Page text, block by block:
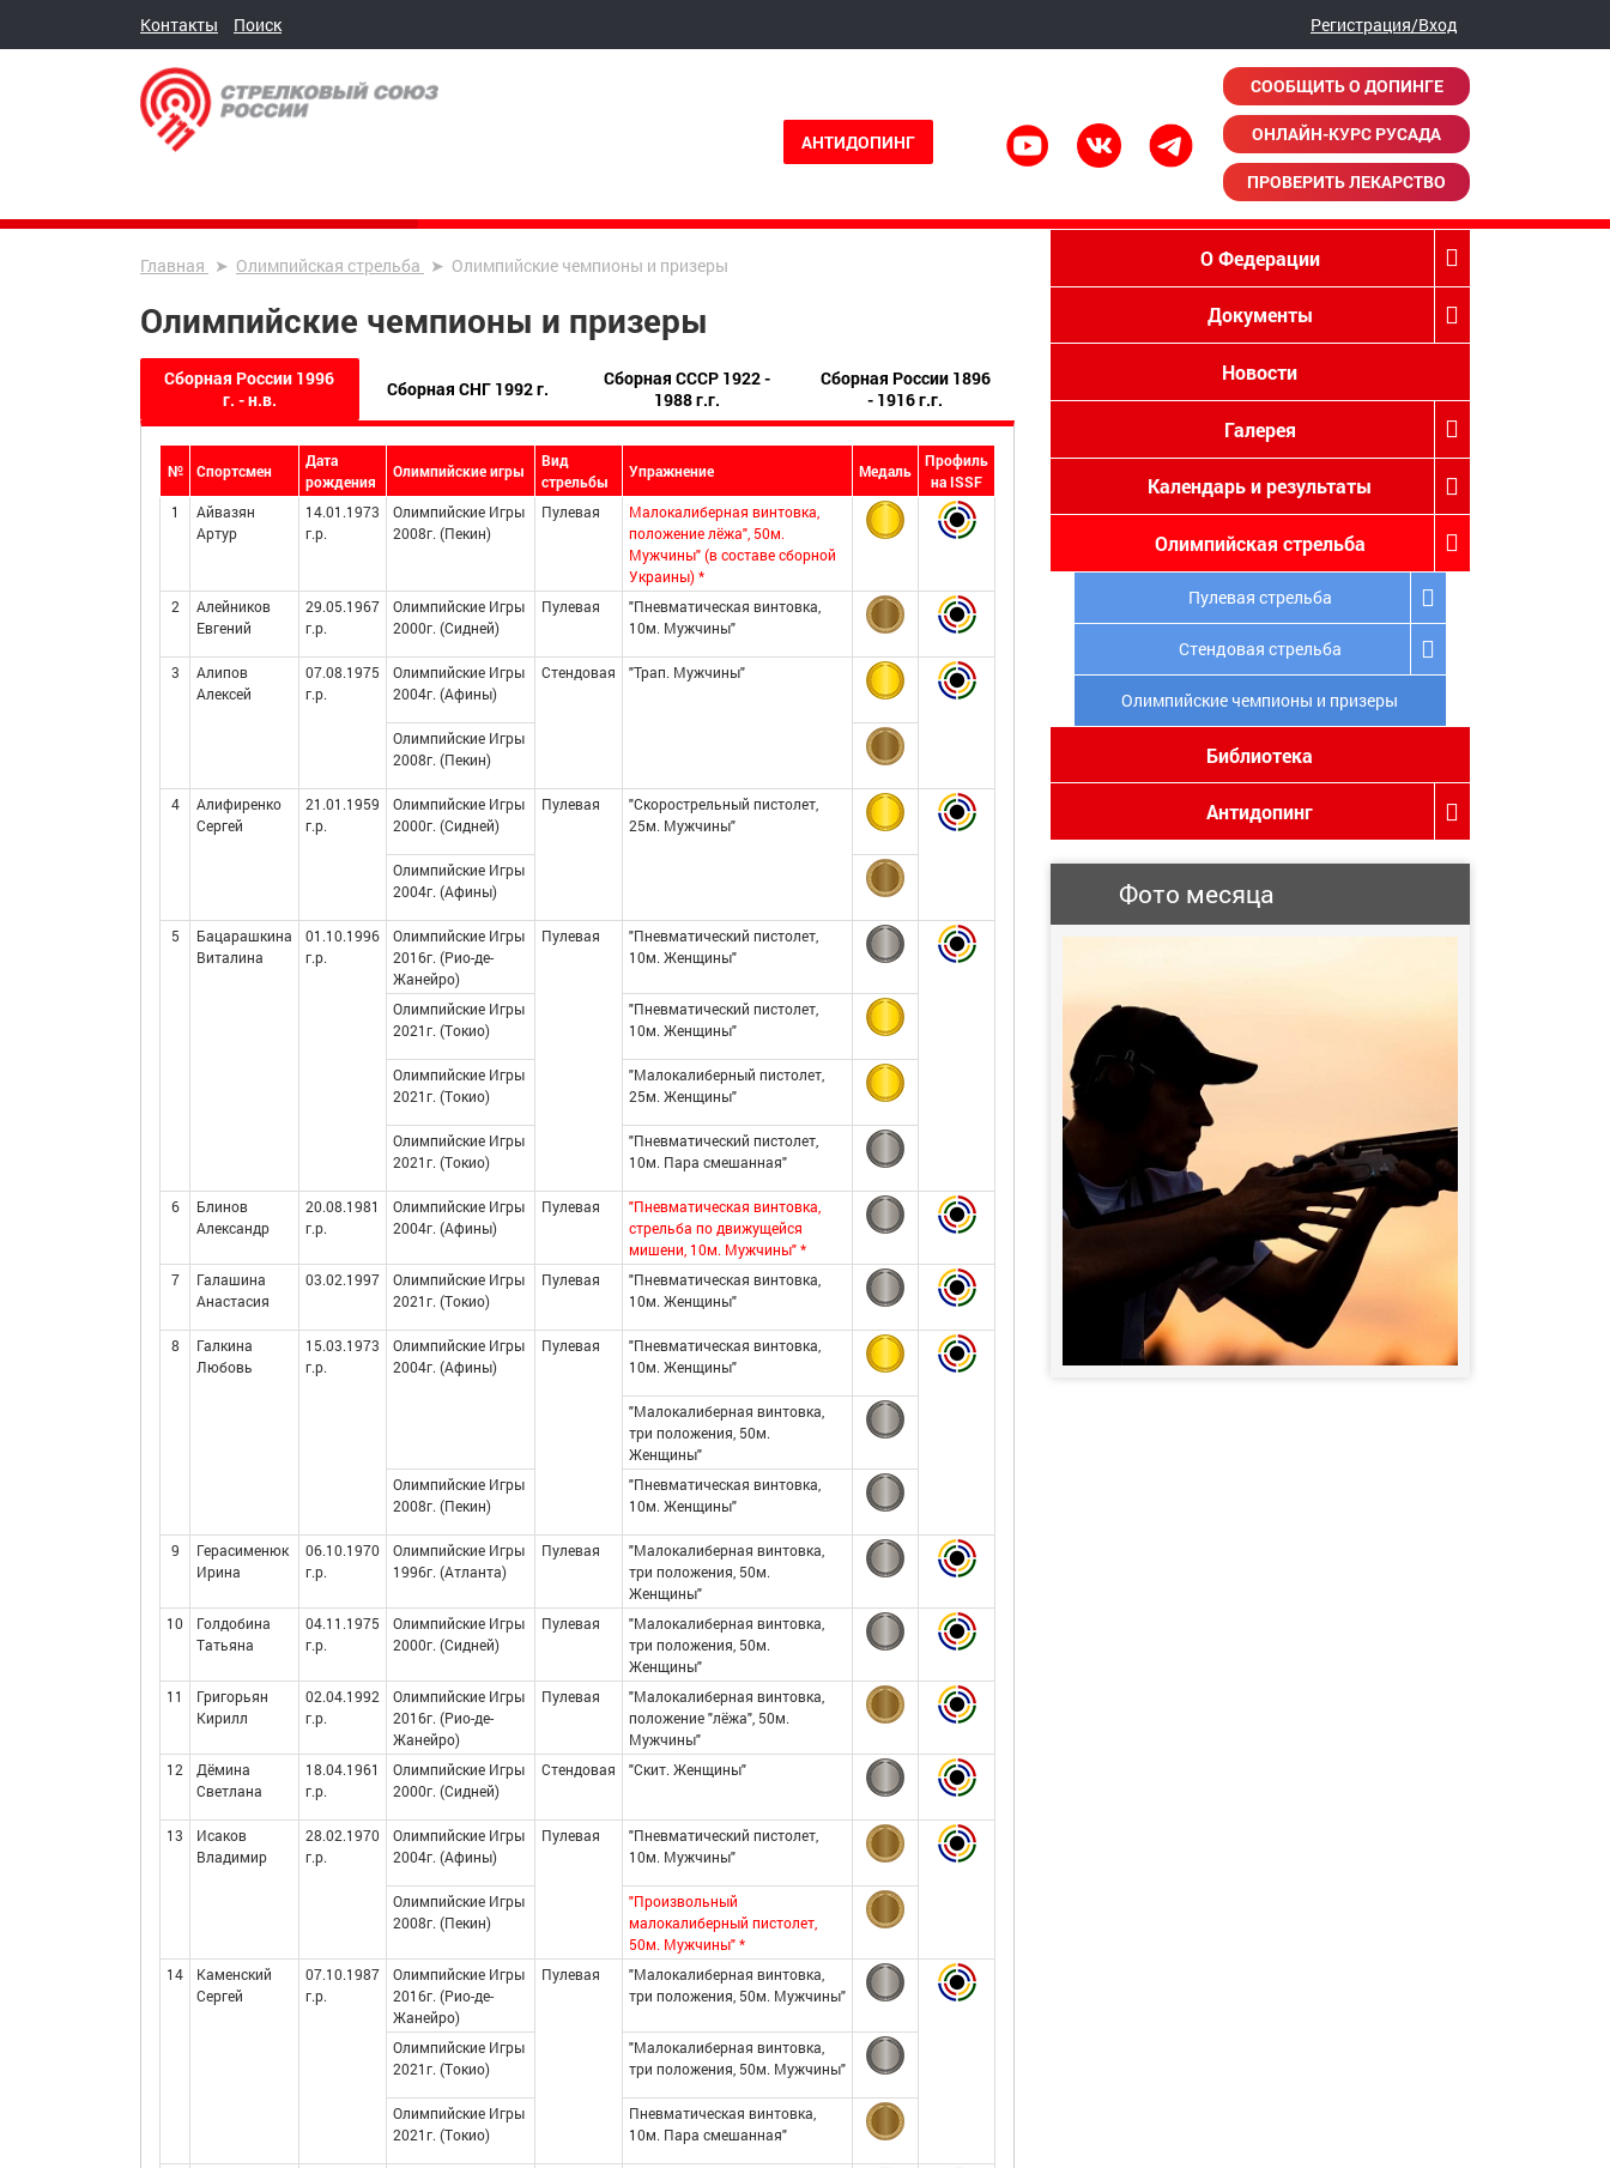
Контакты Поиск Регистрация/Вход
АНТИДОПИНГ
СООБЩИТЬ О ДОПИНГЕ
ОНЛАЙН-КУРС РУСАДА
ПРОВЕРИТЬ ЛЕКАРСТВО
Главная Олимпийская стрельба Олимпийские чемпионы и призеры
Олимпийские чемпионы и призеры
Сборная России 1996
г. - н.в.
Сборная СНГ 1992 г.
Сборная СССР 1922 -
1988 г.г.
Сборная России 1896
- 1916 г.г.
№ Спортсмен
Дата
рождения
Олимпийские игры
Вид
стрельбы
Упражнение Медаль
Профиль
на ISSF
1
Айвазян
Артур
14.01.1973
г.р.
Олимпийские Игры
2008г. (Пекин)
Пулевая
Малокалиберная винтовка,
положение лёжа", 50м.
Мужчины" (в составе сборной
Украины) *
2
Алейников
Евгений
29.05.1967
г.р.
Олимпийские Игры
2000г. (Сидней)
Пулевая
"Пневматическая винтовка,
10м. Мужчины"
3
Алипов
Алексей
07.08.1975
г.р.
Олимпийские Игры
2004г. (Афины)
Стендовая "Трап. Мужчины"
Олимпийские Игры
2008г. (Пекин)
4
Алифиренко
Сергей
21.01.1959
г.р.
Олимпийские Игры
2000г. (Сидней)
Пулевая
"Скорострельный пистолет,
25м. Мужчины"
Олимпийские Игры
2004г. (Афины)
5
Бацарашкина
Виталина
01.10.1996
г.р.
Олимпийские Игры
2016г. (Рио-де-
Жанейро)
Пулевая
"Пневматический пистолет,
10м. Женщины"
Олимпийские Игры
2021г. (Токио)
"Пневматический пистолет,
10м. Женщины"
Олимпийские Игры
2021г. (Токио)
"Малокалиберный пистолет,
25м. Женщины"
Олимпийские Игры
2021г. (Токио)
"Пневматический пистолет,
10м. Пара смешанная"
6
Блинов
Александр
20.08.1981
г.р.
Олимпийские Игры
2004г. (Афины)
Пулевая
"Пневматическая винтовка,
стрельба по движущейся
мишени, 10м. Мужчины" *
7
Галашина
Анастасия
03.02.1997
Олимпийские Игры
2021г. (Токио)
Пулевая
"Пневматическая винтовка,
10м. Женщины"
8
Галкина
Любовь
15.03.1973
г.р.
Олимпийские Игры
2004г. (Афины)
Пулевая
"Пневматическая винтовка,
10м. Женщины"
"Малокалиберная винтовка,
три положения, 50м.
Женщины"
Олимпийские Игры
2008г. (Пекин)
"Пневматическая винтовка,
10м. Женщины"
9
Герасименюк
Ирина
06.10.1970
г.р.
Олимпийские Игры
1996г. (Атланта)
Пулевая
"Малокалиберная винтовка,
три положения, 50м.
Женщины"
10
Голдобина
Татьяна
04.11.1975
г.р.
Олимпийские Игры
2000г. (Сидней)
Пулевая
"Малокалиберная винтовка,
три положения, 50м.
Женщины"
11
Григорьян
Кирилл
02.04.1992
г.р.
Олимпийские Игры
2016г. (Рио-де-
Жанейро)
Пулевая
"Малокалиберная винтовка,
положение "лёжа", 50м.
Мужчины"
12
Дёмина
Светлана
18.04.1961
г.р.
Олимпийские Игры
2000г. (Сидней)
Стендовая "Скит. Женщины"
13
Исаков
Владимир
28.02.1970
г.р.
Олимпийские Игры
2004г. (Афины)
Пулевая
"Пневматический пистолет,
10м. Мужчины"
Олимпийские Игры
2008г. (Пекин)
"Произвольный
малокалиберный пистолет,
50м. Мужчины" *
14
Каменский
Сергей
07.10.1987
г.р.
Олимпийские Игры
2016г. (Рио-де-
Жанейро)
Пулевая
"Малокалиберная винтовка,
три положения, 50м. Мужчины"
Олимпийские Игры
2021г. (Токио)
"Малокалиберная винтовка,
три положения, 50м. Мужчины"
Олимпийские Игры
2021г. (Токио)
Пневматическая винтовка,
10м. Пара смешанная"
О Федерации
Документы
Новости
Галерея
Календарь и результаты
Олимпийская стрельба
Пулевая стрельба
Стендовая стрельба
Олимпийские чемпионы и призеры
Библиотека
Антидопинг
Фото месяца